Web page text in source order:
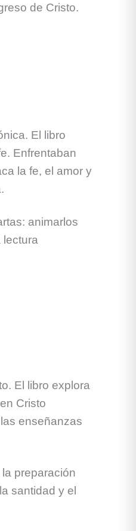
de Cristo.
El libro
Enfrentaban
la fe, el amor y
animarlos
lectura
El libro explora
Cristo
enseñanzas
preparación
santidad y el